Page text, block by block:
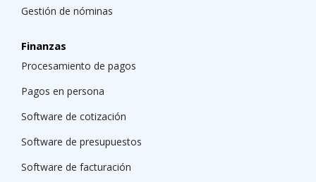
Gestión de nóminas
Finanzas
Procesamiento de pagos
Pagos en persona
Software de cotización
Software de presupuestos
Software de facturación